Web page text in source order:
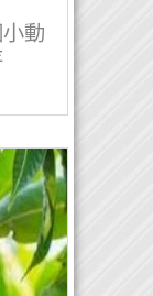
動